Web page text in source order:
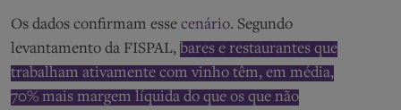
Os dados confirmam esse cenário. Segundo
levantamento da FISPAL, bares e restaurantes que
trabalham ativamente com vinho têm, em média,
70% mais margem líquida do que os que não